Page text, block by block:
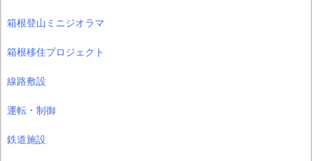
箱根登山ミニジオラマ
箱根移住プロジェクト
線路敷設
運転・制御
鉄道施設